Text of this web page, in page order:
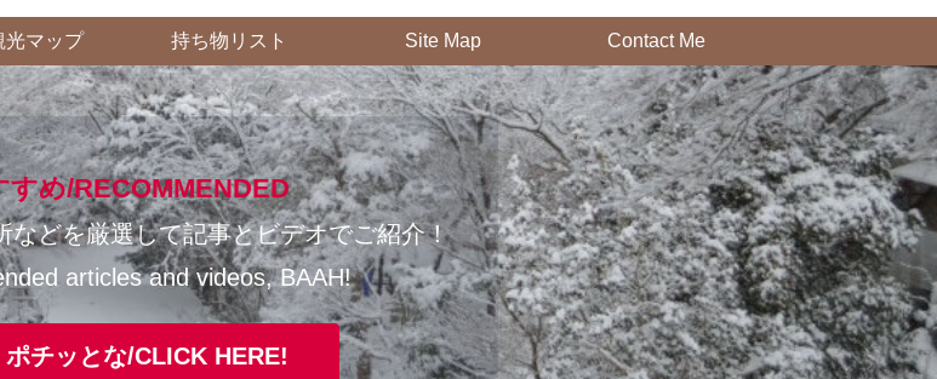
光マップ 持ち物リスト Site Map Contact Me
すめ/RECOMMENDED
などを厳選して記事とビデオでご紹介！
articles and videos, BAAH!
ポチッとな/CLICK HERE!